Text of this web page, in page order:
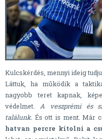
Kulcskérdés, mennyi ideig
Láttuk, ha működik a
nagyobb teret kapnak,
védelmet. A veszprémi és
találunk. És ott is ment. Már
hatvan percre kitolni a